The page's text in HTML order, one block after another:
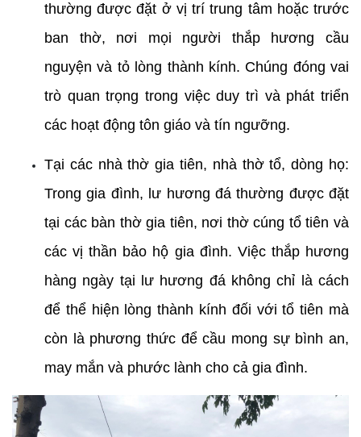
thường được đặt ở vị trí trung tâm hoặc trước
ban thờ, nơi mọi người thắp hương cầu
nguyện và tỏ lòng thành kính. Chúng đóng vai
trò quan trọng trong việc duy trì và phát triển
các hoạt động tôn giáo và tín ngưỡng.
Tại các nhà thờ gia tiên, nhà thờ tổ, dòng họ:
Trong gia đình, lư hương đá thường được đặt
tại các bàn thờ gia tiên, nơi thờ cúng tổ tiên và
các vị thần bảo hộ gia đình. Việc thắp hương
hàng ngày tại lư hương đá không chỉ là cách
để thể hiện lòng thành kính đối với tổ tiên mà
còn là phương thức để cầu mong sự bình an,
may mắn và phước lành cho cả gia đình.